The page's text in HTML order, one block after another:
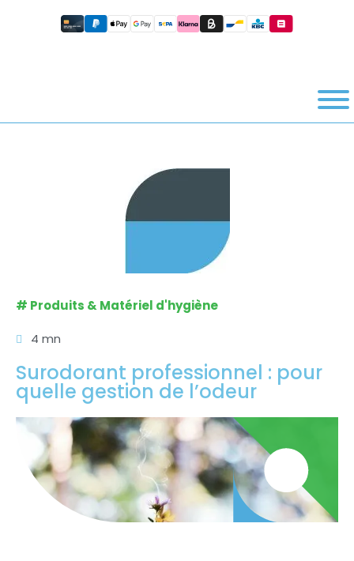
# Produits & Matériel d'hygiène
4 mn
Surodorant professionnel : pour
quelle gestion de l’odeur